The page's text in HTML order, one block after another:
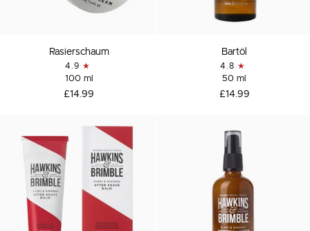
Rasierschaum
Rasierschaum
4.9
100 ml
£14.99
Bartöl
4.8
50 ml
£14.99